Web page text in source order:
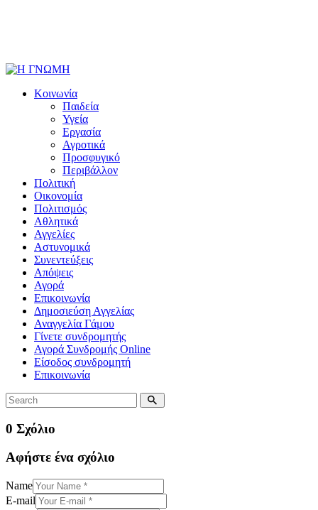
Κοινωνία
Παιδεία
Υγεία
Εργασία
Αγροτικά
Προσφυγικό
Περιβάλλον
Πολιτική
Οικονομία
Πολιτισμός
Αθλητικά
Αγγελίες
Αστυνομικά
Συνεντεύξεις
Απόψεις
Αγορά
Επικοινωνία
Δημοσιεύση Αγγελίας
Αναγγελία Γάμου
Γίνετε συνδρομητής
Αγορά Συνδρομής Online
Είσοδος συνδρομητή
Επικοινωνία
0 Σχόλιο
Αφήστε ένα σχόλιο
Name
E-mail